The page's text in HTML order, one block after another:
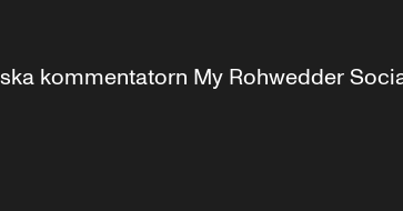
kommentatorn My Rohwedder